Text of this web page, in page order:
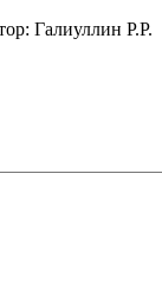
Галиуллин Р.Р.